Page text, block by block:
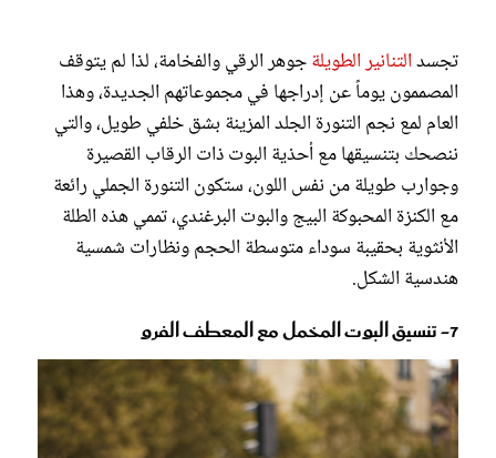
تجسدالتنانير الطويلةجوهر الرقي والفخامة، لذا لم يتوقف
المصممون يوماً عن إدراجها في مجموعاتهم الجديدة، وهذا
العام لمع نجم التنورة الجلد المزينة بشق خلفي طويل، والتي
ننصحك بتنسيقها مع أحذية البوت ذات الرقاب القصيرة
وجوارب طويلة من نفس اللون، ستكون التنورة الجملي رائعة
مع الكنزة المحبوكة البيج والبوت البرغندي، تممي هذه الطلة
الأنثوية بحقيبة سوداء متوسطة الحجم ونظارات شمسية
هندسية الشكل.
7- تنسيق البوت المخمل مع المعطف الفرو